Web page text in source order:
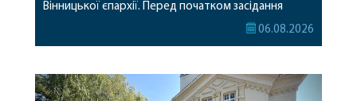
Вінницької єпархії. Перед початком засідання
секретар Єпархіальної Ради від імені членів Ради
побажавши йому міцного здоров’я, Божої
допомоги, миру, духовної радості та
06.08.2026